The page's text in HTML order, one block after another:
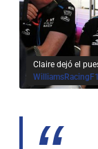
Claire dejó el
WilliamsRacingF1